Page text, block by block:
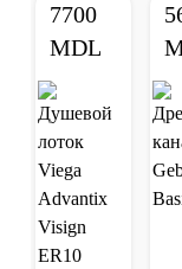
7700
MDL